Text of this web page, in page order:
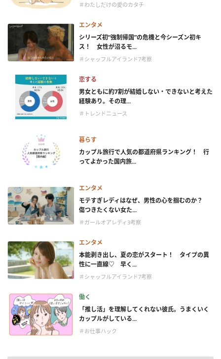
＃わたしだけの愛のカタチ
エンタメ
シリーズ初“強制帰国”の危機と今シーズン初キ
ス！ 女性が沼るモ...
＃シャッフルアイランド7考察
恋する
男女ともに約7割が結婚しない・できないと考えた
経験あり。その理...
＃トレンドニュース
暮らす
カップル旅行で人気の都道府県ランキング！ 行
ってよかった国内旅...
エンタメ
モテすぎレディはなぜ、男性の心を掴むのか？
傷つきたくない女た...
＃ガールオアレディ3考察
エンタメ
本能剥き出し、夏の恋がスタート！ タイプの異
性に一直線♡ 早く...
＃シャッフルアイランド7考察
働く
「推し活」を理解してくれない彼氏。うまくいく
カップルがしている...
＃お仕事ハック